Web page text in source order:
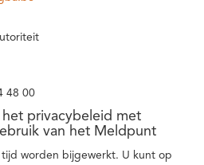
48 00
privacybeleid met
van het Meldpunt
worden bijgewerkt. U kunt op